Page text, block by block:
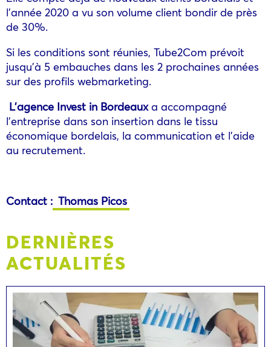
l’année 2020 a vu son volume client bondir de près
de 30%.
Si les conditions sont réunies, Tube2Com prévoit
jusqu’à 5 embauches dans les 2 prochaines années
sur des profils webmarketing.
L’agence Invest in Bordeauxa accompagné
l’entreprise dans son insertion dans le tissu
économique bordelais, la communication et l’aide
au recrutement.
Contact : Thomas Picos
DERNIÈRES
ACTUALITÉS